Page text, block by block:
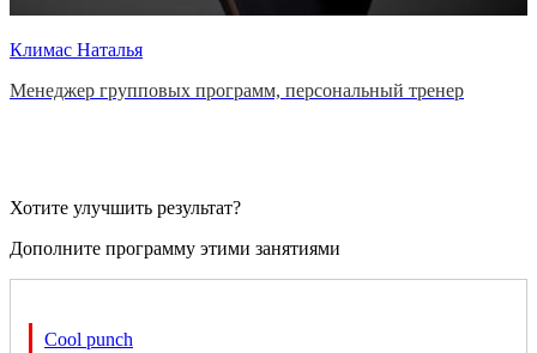
Климас Наталья
Менеджер групповых программ, персональный тренер
Хотите улучшить результат?
Дополните программу этими занятиями
Cool punch